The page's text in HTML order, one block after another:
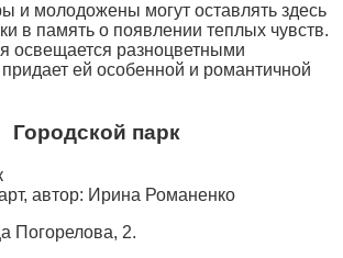
и молодожены могут оставлять здесь
в память о появлении теплых чувств.
освещается разноцветными
ей особенной и романтичной
Городской парк
автор: Ирина Романенко
Погорелова, 2.